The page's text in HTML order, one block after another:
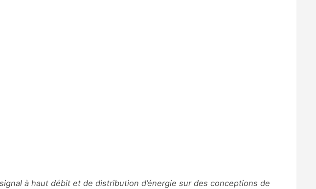
à haut débit et de distribution d’énergie sur des conceptions de